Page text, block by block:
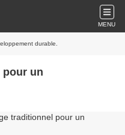
MENU
durable.
pour un